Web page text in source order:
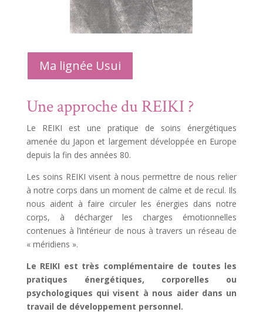
Ma lignée Usui
Une approche du REIKI ?
Le REIKI est une pratique de soins énergétiques
amenée du Japon et largement développée en Europe
depuis la fin des années 80.
Les soins REIKI visent à nous permettre de nous relier
à notre corps dans un moment de calme et de recul. Ils
nous aident à faire circuler les énergies dans notre
corps, à décharger les charges émotionnelles
contenues à l’intérieur de nous à travers un réseau de
« méridiens ».
Le REIKI est très complémentaire de toutes les
pratiques énergétiques, corporelles ou
psychologiques qui visent à nous aider dans un
travail de développement personnel.